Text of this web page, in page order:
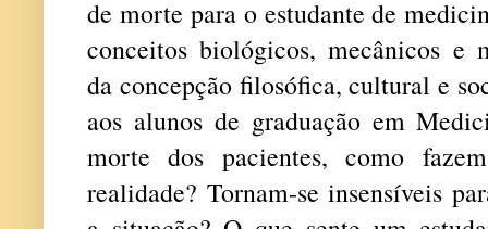
de morte para o estudante de
conceitos biológicos, mecânicos e
da concepção filosófica, cultural e
aos alunos de graduação em
morte dos pacientes, como
realidade? Tornam-se insensíveis